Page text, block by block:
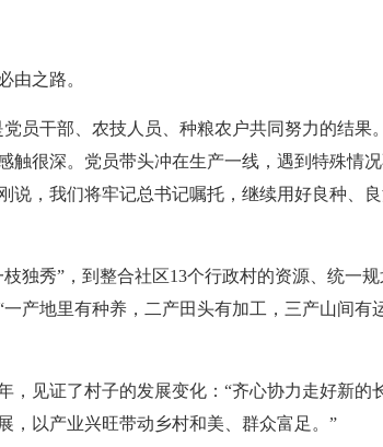
由之路。
员干部、农技人员、种粮农户共同努力的结果
很深。党员带头冲在生产一线，遇到特殊情
，我们将牢记总书记嘱托，继续用好良种、
独秀”，到整合社区13个行政村的资源、统一规
产地里有种养，二产田头有加工，三产山间有
见证了村子的发展变化：“齐心协力走好新的
，以产业兴旺带动乡村和美、群众富足。”